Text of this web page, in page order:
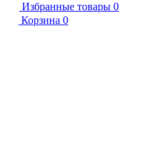
Избранные товары 0
Корзина 0